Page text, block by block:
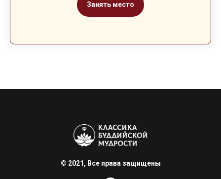
Занять место
© 2021, Все права защищены